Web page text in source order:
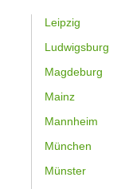
Leipzig
Ludwigsburg
Magdeburg
Mainz
Mannheim
München
Münster